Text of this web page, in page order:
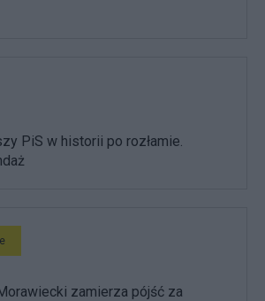
PiS w historii po rozłamie.
zamierza pójść za